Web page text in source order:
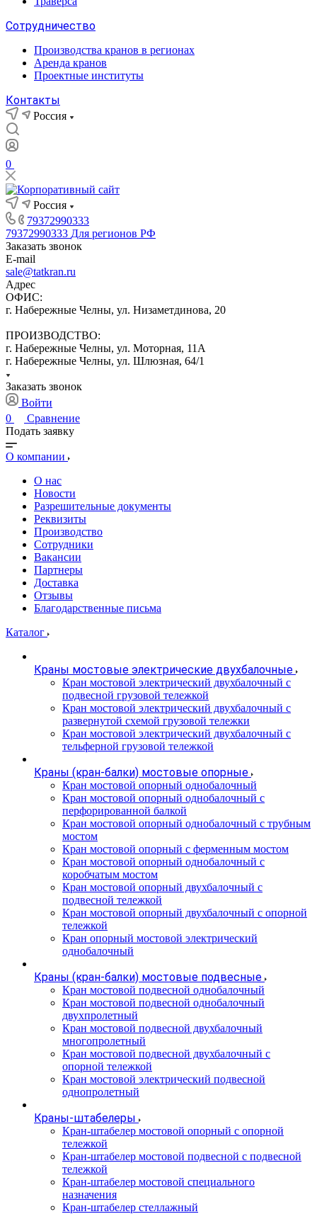
Сотрудничество
Производства кранов в регионах
Аренда кранов
Проектные институты
Контакты
Россия
0
Россия
79372990333
79372990333 Для регионов РФ
Заказать звонок
E-mail
sale@tatkran.ru
Адрес
ОФИС:
г. Набережные Челны, ул. Низаметдинова, 20
ПРОИЗВОДСТВО:
г. Набережные Челны, ул. Моторная, 11А
г. Набережные Челны, ул. Шлюзная, 64/1
Заказать звонок
Войти
0
Сравнение
Подать заявку
О компании
О нас
Новости
Разрешительные документы
Реквизиты
Производство
Сотрудники
Вакансии
Партнеры
Доставка
Отзывы
Благодарственные письма
Каталог
Краны мостовые электрические двухбалочные
Кран мостовой электрический двухбалочный с
подвесной грузовой тележкой
Кран мостовой электрический двухбалочный с
развернутой схемой грузовой тележки
Кран мостовой электрический двухбалочный с
тельферной грузовой тележкой
Краны (кран-балки) мостовые опорные
Кран мостовой опорный однобалочный
Кран мостовой опорный однобалочный с
перфорированной балкой
Кран мостовой опорный однобалочный с трубным
мостом
Кран мостовой опорный с ферменным мостом
Кран мостовой опорный однобалочный с
коробчатым мостом
Кран мостовой опорный двухбалочный с
подвесной тележкой
Кран мостовой опорный двухбалочный с опорной
тележкой
Кран опорный мостовой электрический
однобалочный
Краны (кран-балки) мостовые подвесные
Кран мостовой подвесной однобалочный
Кран мостовой подвесной однобалочный
двухпролетный
Кран мостовой подвесной двухбалочный
многопролетный
Кран мостовой подвесной двухбалочный с
опорной тележкой
Кран мостовой электрический подвесной
однопролетный
Краны-штабелеры
Кран-штабелер мостовой опорный с опорной
тележкой
Кран-штабелер мостовой подвесной с подвесной
тележкой
Кран-штабелер мостовой специального
назначения
Кран-штабелер стеллажный